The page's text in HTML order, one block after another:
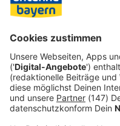
ausschlaggebend sei die
Außenverteidiger
erneuten